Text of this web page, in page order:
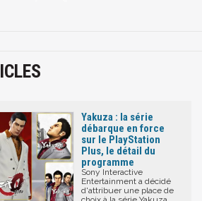
Yakuza : la série
débarque en force
sur le PlayStation
Plus, le détail du
programme
Sony Interactive
Entertainment a décidé
d'attribuer une place de